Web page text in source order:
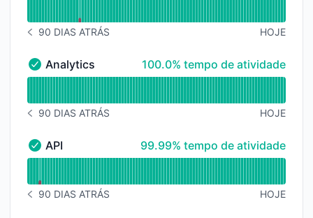
HISTÓRICO DE AVISOS 90 DIAS ATRÁS
90 DIAS ATRÁS HOJE
Analytics - Operacional
Analytics 100% - tempo de atividade
100.0% tempo de atividade
HISTÓRICO DE AVISOS 90 DIAS ATRÁS
90 DIAS ATRÁS HOJE
API - Operacional
API 100% - tempo de atividade
99.99% tempo de atividade
HISTÓRICO DE AVISOS 90 DIAS ATRÁS
90 DIAS ATRÁS HOJE